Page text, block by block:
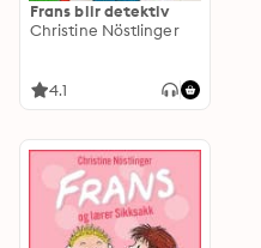
Frans blir detektiv
Christine Nöstlinger
4.1